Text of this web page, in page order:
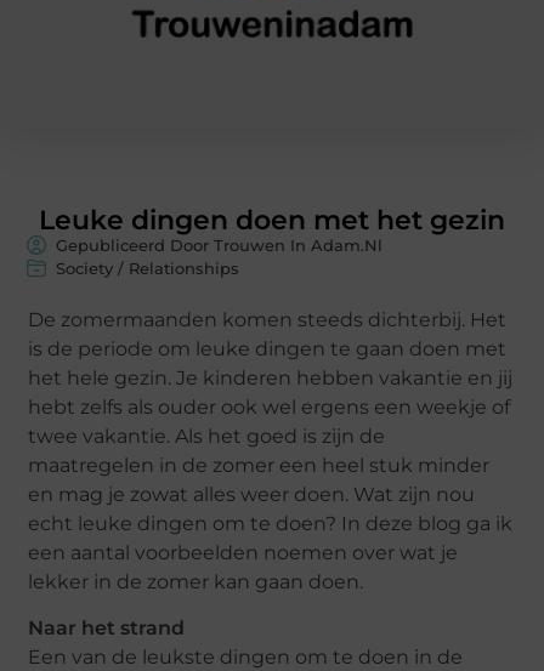
Leuke dingen doen met het gezin
Gepubliceerd Door Trouwen In Adam.nl
Society / Relationships
De zomermaanden komen steeds dichterbij. Het
is de periode om leuke dingen te gaan doen met
het hele gezin. Je kinderen hebben vakantie en jij
hebt zelfs als ouder ook wel ergens een weekje of
twee vakantie. Als het goed is zijn de
maatregelen in de zomer een heel stuk minder
en mag je zowat alles weer doen. Wat zijn nou
echt leuke dingen om te doen? In deze blog ga ik
een aantal voorbeelden noemen over wat je
lekker in de zomer kan gaan doen.
Naar het strand
Een van de leukste dingen om te doen in de